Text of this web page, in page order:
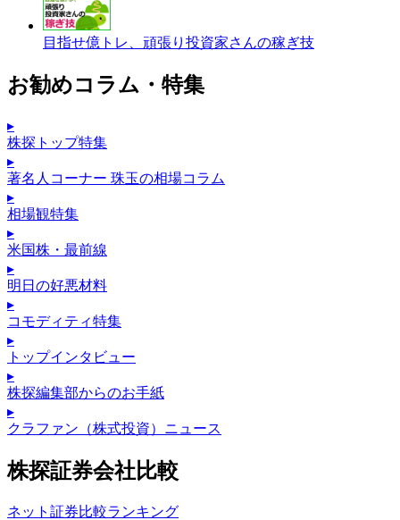
目指せ億トレ、頑張り投資家さんの稼ぎ技
お勧めコラム・特集
▸
株探トップ特集
▸
著名人コーナー 珠玉の相場コラム
▸
相場観特集
▸
米国株・最前線
▸
明日の好悪材料
▸
コモディティ特集
▸
トップインタビュー
▸
株探編集部からのお手紙
▸
クラファン（株式投資）ニュース
株探証券会社比較
ネット証券比較ランキング